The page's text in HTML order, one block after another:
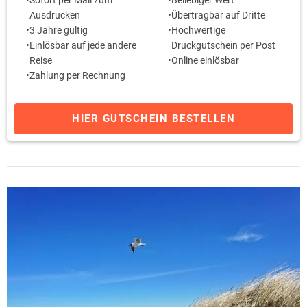
Ausdrucken
3 Jahre gültig
Einlösbar auf jede andere
Reise
Zahlung per Rechnung
Übertragbar auf Dritte
Hochwertige
Druckgutschein per Post
Online einlösbar
HIER GUTSCHEIN BESTELLEN